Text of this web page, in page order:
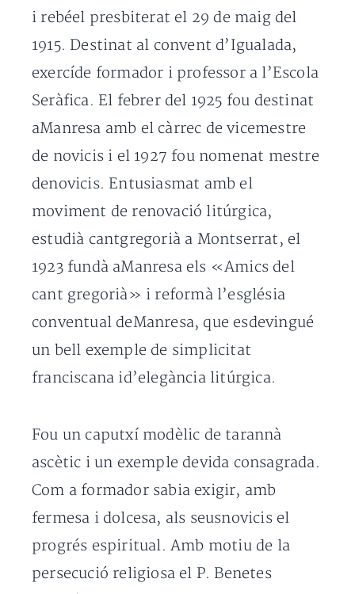
i rebéel presbiterat el 29 de maig del
1915. Destinat al convent d’Igualada,
exercíde formador i professor a l’Escola
Seràfica. El febrer del 1925 fou destinat
aManresa amb el càrrec de vicemestre
de novicis i el 1927 fou nomenat mestre
denovicis. Entusiasmat amb el
moviment de renovació litúrgica,
estudià cantgregorià a Montserrat, el
1923 fundà aManresa els «Amics del
cant gregorià» i reformà l’església
conventual deManresa, que esdevingué
un bell exemple de simplicitat
franciscana id’elegància litúrgica.
Fou un caputxí modèlic de tarannà
ascètic i un exemple devida consagrada.
Com a formador sabia exigir, amb
fermesa i dolcesa, als seusnovicis el
progrés espiritual. Amb motiu de la
persecució religiosa el P. Benetes